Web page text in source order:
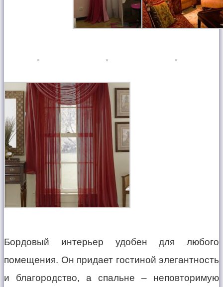
Бордовый интерьер удобен для любого
помещения. Он придает гостиной элегантность
и благородство, а спальне – неповторимую